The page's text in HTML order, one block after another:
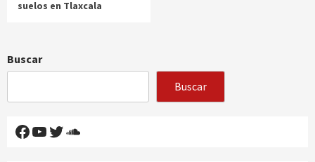
suelos en Tlaxcala
Buscar
Buscar
Facebook
YouTube
Twitter
SoundCloud